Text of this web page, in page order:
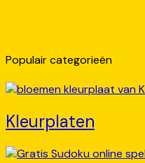
Populair categorieën
Kleurplaten